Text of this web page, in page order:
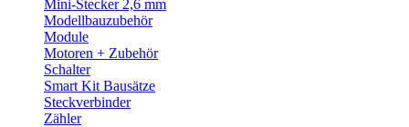
Mini-Stecker 2,6 mm
Modellbauzubehör
Module
Motoren + Zubehör
Schalter
Smart Kit Bausätze
Steckverbinder
Zähler